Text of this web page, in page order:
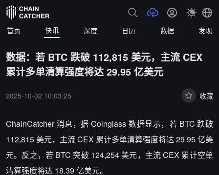
首页 快讯 深度 日历 数据 发现
数据：若 BTC 跌破 112,815 美元，主流 CEX
累计多单清算强度将达 29.95 亿美元
2025-10-02 10:03:25 收藏
ChainCatcher 消息，据 Coinglass 数据显示，若 BTC 跌破
112,815 美元，主流 CEX 累计多单清算强度将达 29.95 亿美
元。反之，若 BTC 突破 124,254 美元，主流 CEX 累计空单
清算强度将达 18.39 亿美元。